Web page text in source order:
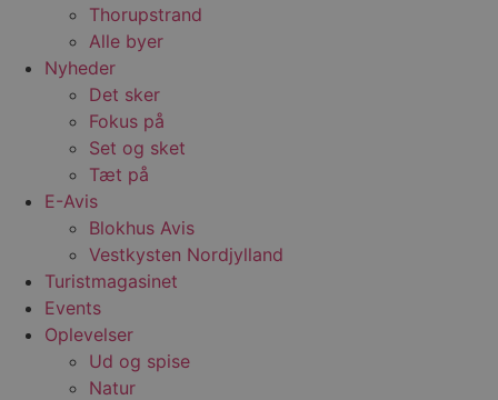
Thorupstrand
Alle byer
Nyheder
Det sker
Fokus på
Set og sket
Tæt på
E-Avis
Blokhus Avis
Vestkysten Nordjylland
Turistmagasinet
Events
Oplevelser
Ud og spise
Natur